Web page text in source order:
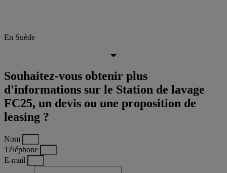
En Suède
Souhaitez-vous obtenir plus
d'informations sur le Station de lavage
FC25, un devis ou une proposition de
leasing ?
Nom
Téléphone
E-mail